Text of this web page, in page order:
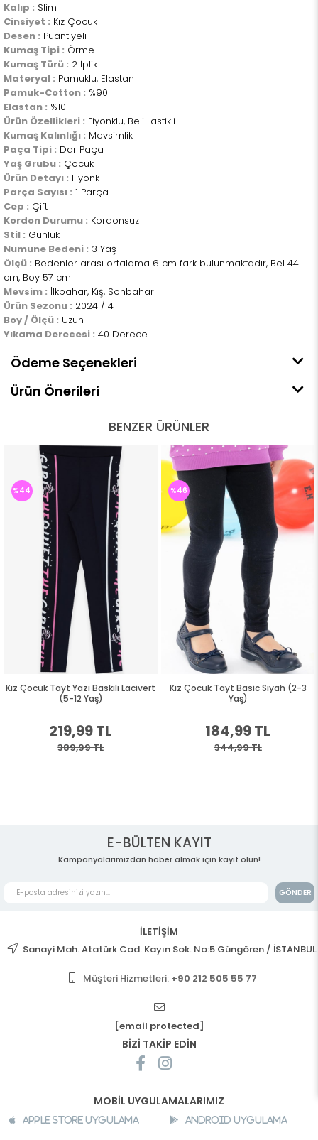
Kalıp : Slim
Cinsiyet : Kız Çocuk
Desen : Puantiyeli
Kumaş Tipi : Örme
Kumaş Türü : 2 İplik
Materyal : Pamuklu, Elastan
Pamuk-Cotton : %90
Elastan : %10
Ürün Özellikleri : Fiyonklu, Beli Lastikli
Kumaş Kalınlığı : Mevsimlik
Paça Tipi : Dar Paça
Yaş Grubu : Çocuk
Ürün Detayı : Fiyonk
Parça Sayısı : 1 Parça
Cep : Çift
Kordon Durumu : Kordonsuz
Stil : Günlük
Numune Bedeni : 3 Yaş
Ölçü : Bedenler arası ortalama 6 cm fark bulunmaktadır, Bel 44
cm, Boy 57 cm
Mevsim : İlkbahar, Kış, Sonbahar
Ürün Sezonu : 2024 / 4
Boy / Ölçü : Uzun
Yıkama Derecesi : 40 Derece
Ödeme Seçenekleri
Ürün Önerileri
BENZER ÜRÜNLER
Kız Çocuk Tayt Yazı Baskılı Lacivert
(5-12 Yaş)
219,99 TL
389,99 TL
%44
Kız Çocuk Tayt Basic Siyah (2-3
Yaş)
184,99 TL
344,99 TL
%46
E-BÜLTEN KAYIT
Kampanyalarımızdan haber almak için kayıt olun!
GÖNDER
İLETİŞİM
Sanayi Mah. Atatürk Cad. Kayın Sok. No:5 Güngören / İSTANBUL
Müşteri Hizmetleri: +90 212 505 55 77
[email protected]
BİZİ TAKİP EDİN
MOBİL UYGULAMALARIMIZ
Apple Store Uygulama Android Uygulama